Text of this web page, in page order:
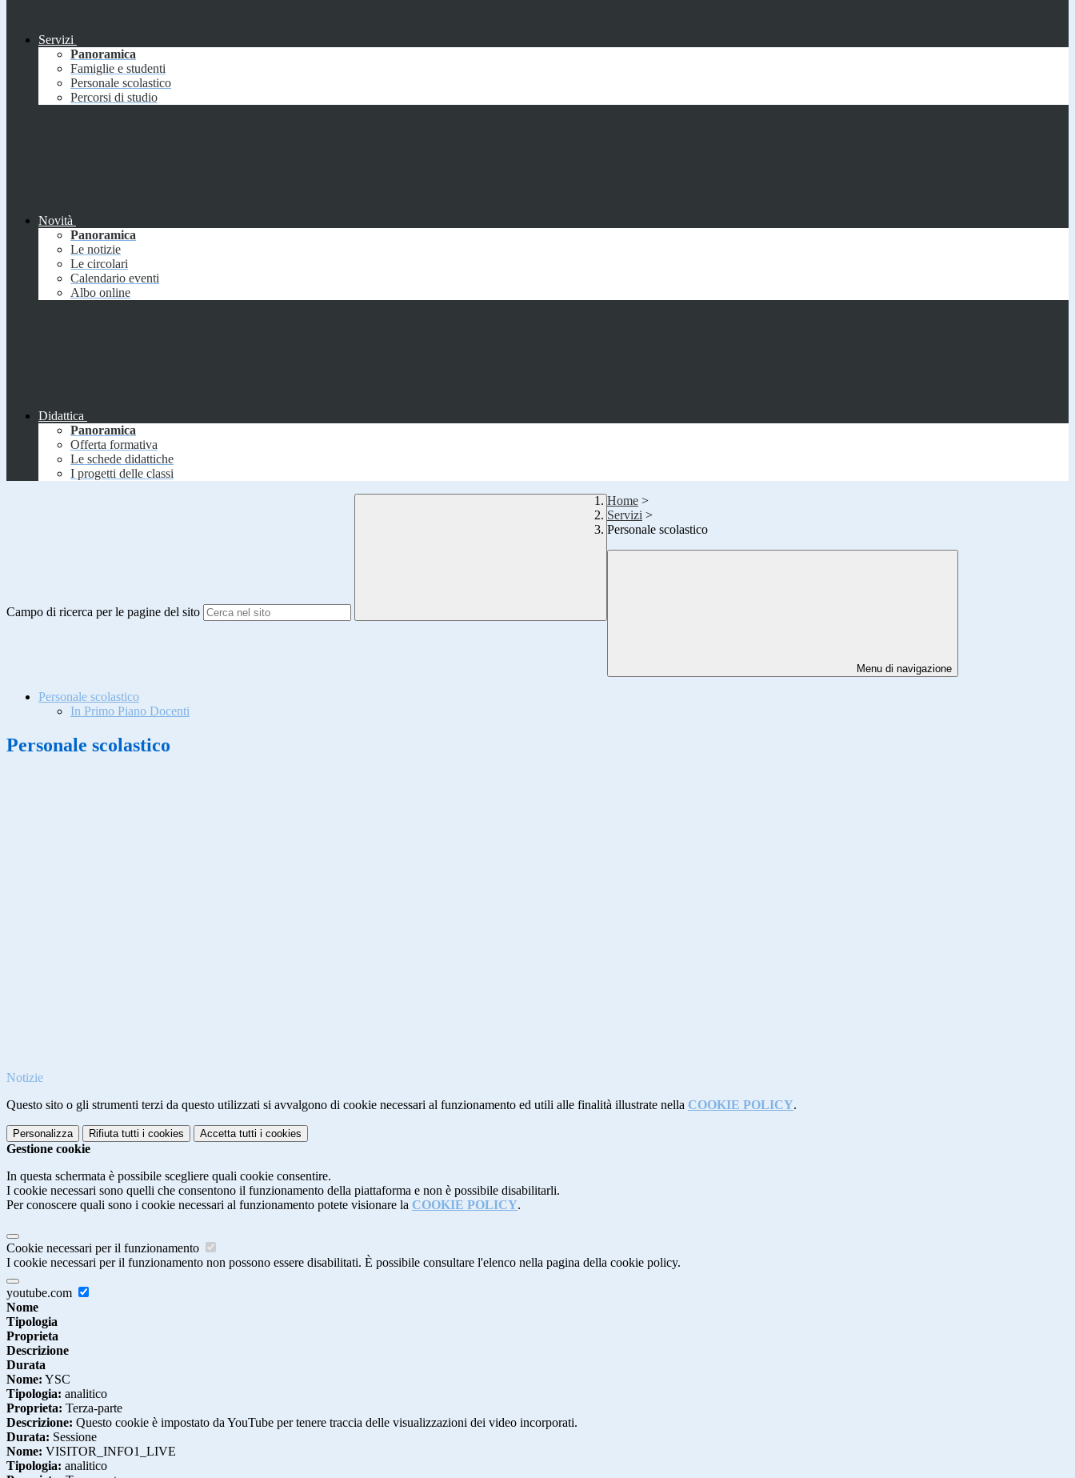
Servizi
Panoramica
Famiglie e studenti
Personale scolastico
Percorsi di studio
Novità
Panoramica
Le notizie
Le circolari
Calendario eventi
Albo online
Didattica
Panoramica
Offerta formativa
Le schede didattiche
I progetti delle classi
Campo di ricerca per le pagine del sito
Home >
Servizi >
Personale scolastico
Menu di navigazione
Personale scolastico
In Primo Piano Docenti
Personale scolastico
Notizie
Questo sito o gli strumenti terzi da questo utilizzati si avvalgono di cookie necessari al funzionamento ed utili alle finalità illustrate nella COOKIE POLICY.
Personalizza Rifiuta tutti i cookies Accetta tutti i cookies
Gestione cookie
In questa schermata è possibile scegliere quali cookie consentire.
I cookie necessari sono quelli che consentono il funzionamento della piattaforma e non è possibile disabilitarli.
Per conoscere quali sono i cookie necessari al funzionamento potete visionare la COOKIE POLICY.
Cookie necessari per il funzionamento
I cookie necessari per il funzionamento non possono essere disabilitati. È possibile consultare l'elenco nella pagina della cookie policy.
youtube.com
Nome
Tipologia
Proprieta
Descrizione
Durata
Nome: YSC
Tipologia: analitico
Proprieta: Terza-parte
Descrizione: Questo cookie è impostato da YouTube per tenere traccia delle visualizzazioni dei video incorporati.
Durata: Sessione
Nome: VISITOR_INFO1_LIVE
Tipologia: analitico